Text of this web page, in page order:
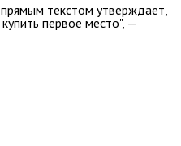
текстом утверждает,
первое место", —